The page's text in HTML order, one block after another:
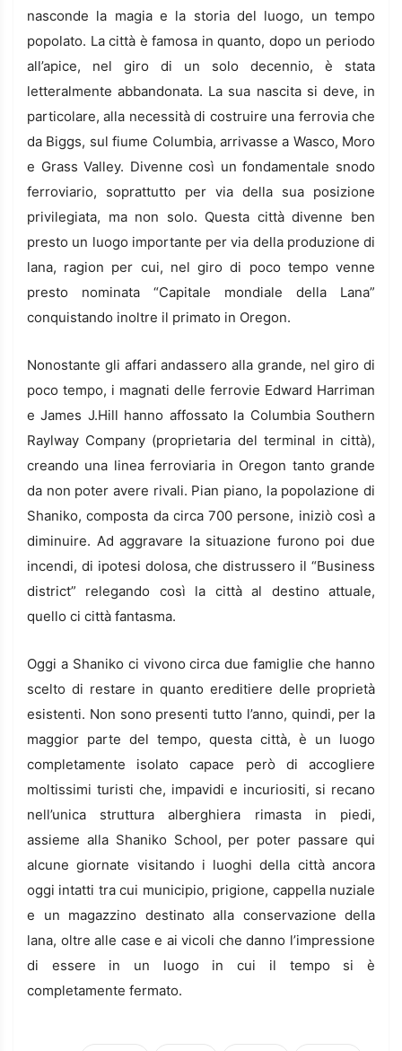
nasconde la magia e la storia del luogo, un tempo
popolato. La città è famosa in quanto, dopo un periodo
all’apice, nel giro di un solo decennio, è stata
letteralmente abbandonata. La sua nascita si deve, in
particolare, alla necessità di costruire una ferrovia che
da Biggs, sul fiume Columbia, arrivasse a Wasco, Moro
e Grass Valley. Divenne così un fondamentale snodo
ferroviario, soprattutto per via della sua posizione
privilegiata, ma non solo. Questa città divenne ben
presto un luogo importante per via della produzione di
lana, ragion per cui, nel giro di poco tempo venne
presto nominata “Capitale mondiale della Lana”
conquistando inoltre il primato in Oregon.
Nonostante gli affari andassero alla grande, nel giro di
poco tempo, i magnati delle ferrovie Edward Harriman
e James J.Hill hanno affossato la Columbia Southern
Raylway Company (proprietaria del terminal in città),
creando una linea ferroviaria in Oregon tanto grande
da non poter avere rivali. Pian piano, la popolazione di
Shaniko, composta da circa 700 persone, iniziò così a
diminuire. Ad aggravare la situazione furono poi due
incendi, di ipotesi dolosa, che distrussero il “Business
district” relegando così la città al destino attuale,
quello ci città fantasma.
Oggi a Shaniko ci vivono circa due famiglie che hanno
scelto di restare in quanto ereditiere delle proprietà
esistenti. Non sono presenti tutto l’anno, quindi, per la
maggior parte del tempo, questa città, è un luogo
completamente isolato capace però di accogliere
moltissimi turisti che, impavidi e incuriositi, si recano
nell’unica struttura alberghiera rimasta in piedi,
assieme alla Shaniko School, per poter passare qui
alcune giornate visitando i luoghi della città ancora
oggi intatti tra cui municipio, prigione, cappella nuziale
e un magazzino destinato alla conservazione della
lana, oltre alle case e ai vicoli che danno l’impressione
di essere in un luogo in cui il tempo si è
completamente fermato.